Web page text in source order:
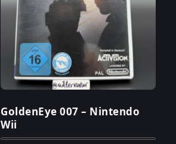
GoldenEye 007 – Nintendo
Wii